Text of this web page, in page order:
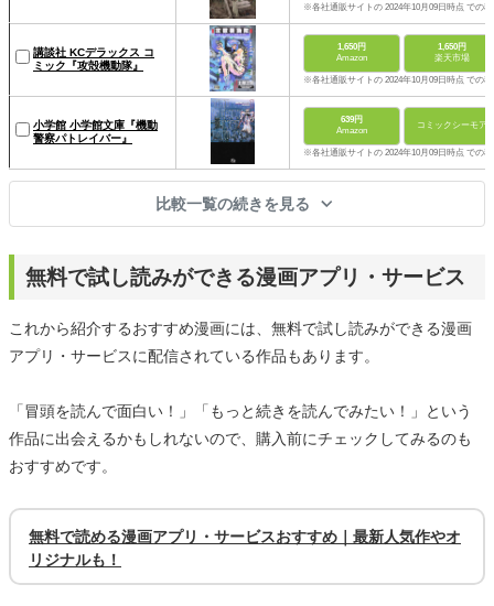
※各社通販サイトの 2024年10月09日時点 での
講談社 KCデラックス コ
ミック『攻殻機動隊』
1,650円
Amazon
1,650円
楽天市場
※各社通販サイトの 2024年10月09日時点 での
小学館 小学館文庫『機動
警察パトレイバー』
639円
Amazon
コミックシーモア
※各社通販サイトの 2024年10月09日時点 での
比較一覧の続きを見る
無料で試し読みができる漫画アプリ・サービス
これから紹介するおすすめ漫画には、無料で試し読みができる漫画
アプリ・サービスに配信されている作品もあります。
「冒頭を読んで面白い！」「もっと続きを読んでみたい！」という
作品に出会えるかもしれないので、購入前にチェックしてみるのも
おすすめです。
無料で読める漫画アプリ・サービスおすすめ｜最新人気作やオ
リジナルも！